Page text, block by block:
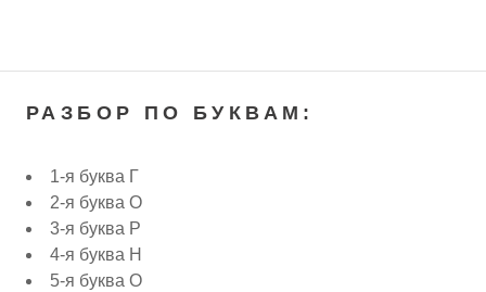
РАЗБОР ПО БУКВАМ:
1-я буква Г
2-я буква О
3-я буква Р
4-я буква Н
5-я буква О